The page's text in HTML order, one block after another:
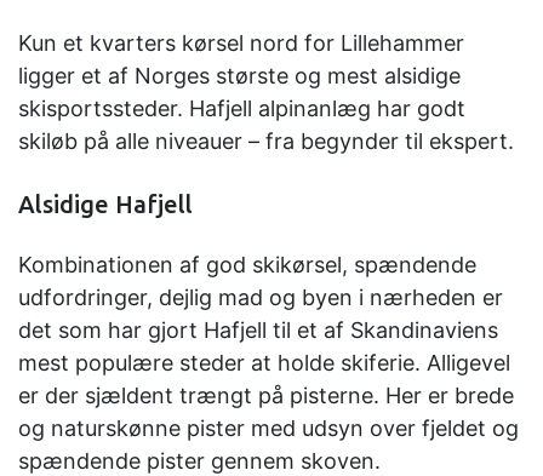
Kun et kvarters kørsel nord for Lillehammer
ligger et af Norges største og mest alsidige
skisportssteder. Hafjell alpinanlæg har godt
skiløb på alle niveauer – fra begynder til ekspert.
Alsidige Hafjell
Kombinationen af god skikørsel, spændende
udfordringer, dejlig mad og byen i nærheden er
det som har gjort Hafjell til et af Skandinaviens
mest populære steder at holde skiferie. Alligevel
er der sjældent trængt på pisterne. Her er brede
og naturskønne pister med udsyn over fjeldet og
spændende pister gennem skoven.